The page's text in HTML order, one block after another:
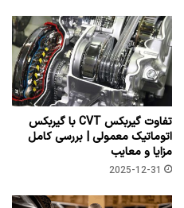
تفاوت گیربکس CVT با گیربکس
اتوماتیک معمولی | بررسی کامل
مزایا و معایب
2025-12-31